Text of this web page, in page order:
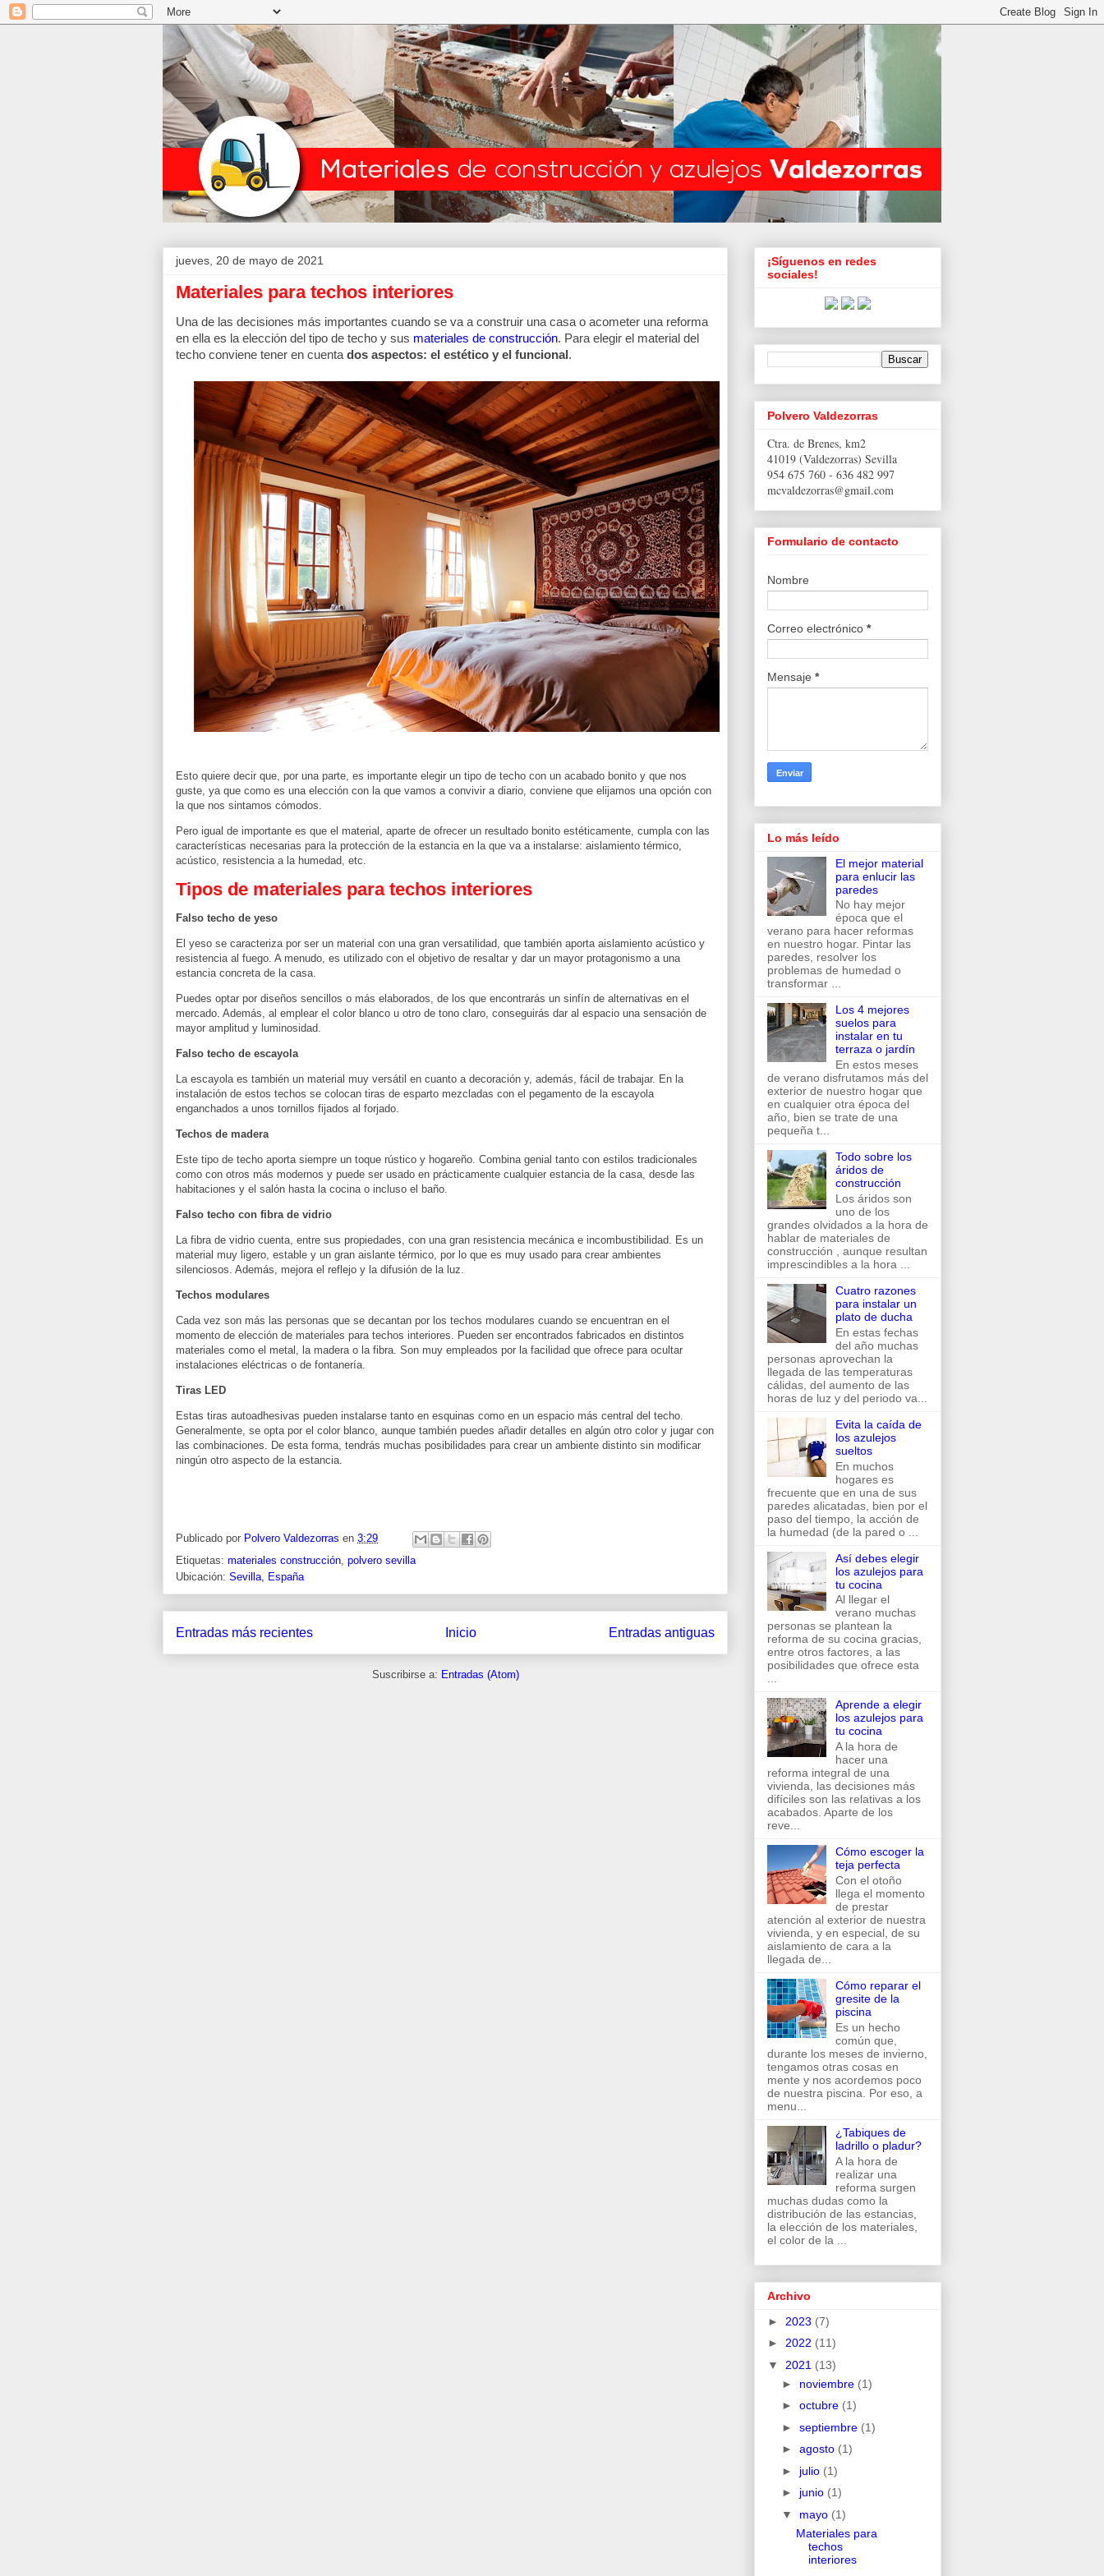
jueves, 20 de mayo de 2021
Materiales para techos interiores
Una de las decisiones más importantes cuando se va a construir una casa o acometer una reforma
en ella es la elección del tipo de techo y sus materiales de construcción. Para elegir el material del
techo conviene tener en cuenta dos aspectos: el estético y el funcional .
Esto quiere decir que, por una parte, es importante elegir un tipo de techo con un acabado bonito y que nos
guste, ya que como es una elección con la que vamos a convivir a diario, conviene que elijamos una opción con
la que nos sintamos cómodos.
Pero igual de importante es que el material, aparte de ofrecer un resultado bonito estéticamente, cumpla con las
características necesarias para la protección de la estancia en la que va a instalarse: aislamiento térmico,
acústico, resistencia a la humedad, etc.
Tipos de materiales para techos interiores
Falso techo de yeso
El yeso se caracteriza por ser un material con una gran versatilidad, que también aporta aislamiento acústico y
resistencia al fuego. A menudo, es utilizado con el objetivo de resaltar y dar un mayor protagonismo a una
estancia concreta de la casa.
Puedes optar por diseños sencillos o más elaborados, de los que encontrarás un sinfín de alternativas en el
mercado. Además, al emplear el color blanco u otro de tono claro, conseguirás dar al espacio una sensación de
mayor amplitud y luminosidad.
Falso techo de escayola
La escayola es también un material muy versátil en cuanto a decoración y, además, fácil de trabajar. En la
instalación de estos techos se colocan tiras de esparto mezcladas con el pegamento de la escayola
enganchados a unos tornillos fijados al forjado.
Techos de madera
Este tipo de techo aporta siempre un toque rústico y hogareño. Combina genial tanto con estilos tradicionales
como con otros más modernos y puede ser usado en prácticamente cualquier estancia de la casa, desde las
habitaciones y el salón hasta la cocina o incluso el baño.
Falso techo con fibra de vidrio
La fibra de vidrio cuenta, entre sus propiedades, con una gran resistencia mecánica e incombustibilidad. Es un
material muy ligero, estable y un gran aislante térmico, por lo que es muy usado para crear ambientes
silenciosos. Además, mejora el reflejo y la difusión de la luz.
Techos modulares
Cada vez son más las personas que se decantan por los techos modulares cuando se encuentran en el
momento de elección de materiales para techos interiores. Pueden ser encontrados fabricados en distintos
materiales como el metal, la madera o la fibra. Son muy empleados por la facilidad que ofrece para ocultar
instalaciones eléctricas o de fontanería.
Tiras LED
Estas tiras autoadhesivas pueden instalarse tanto en esquinas como en un espacio más central del techo.
Generalmente, se opta por el color blanco, aunque también puedes añadir detalles en algún otro color y jugar con
las combinaciones. De esta forma, tendrás muchas posibilidades para crear un ambiente distinto sin modificar
ningún otro aspecto de la estancia.
Publicado por Polvero Valdezorras en 3:29
Etiquetas: materiales construcción, polvero sevilla
Ubicación: Sevilla, España
Entradas más recientes Entradas antiguas
Inicio
Suscribirse a: Entradas (Atom)
¡Síguenos en redes
sociales!
Polvero Valdezorras
Ctra. de Brenes, km2
41019 (Valdezorras) Sevilla
954 675 760 - 636 482 997
mcvaldezorras@gmail.com
Formulario de contacto
Nombre
Correo electrónico *
Mensaje *
Lo más leído
El mejor material
para enlucir las
paredes
No hay mejor
época que el
verano para hacer reformas
en nuestro hogar. Pintar las
paredes, resolver los
problemas de humedad o
transformar ...
Los 4 mejores
suelos para
instalar en tu
terraza o jardín
En estos meses
de verano disfrutamos más del
exterior de nuestro hogar que
en cualquier otra época del
año, bien se trate de una
pequeña t...
Todo sobre los
áridos de
construcción
Los áridos son
uno de los
grandes olvidados a la hora de
hablar de materiales de
construcción , aunque resultan
imprescindibles a la hora ...
Cuatro razones
para instalar un
plato de ducha
En estas fechas
del año muchas
personas aprovechan la
llegada de las temperaturas
cálidas, del aumento de las
horas de luz y del periodo va...
Evita la caída de
los azulejos
sueltos
En muchos
hogares es
frecuente que en una de sus
paredes alicatadas, bien por el
paso del tiempo, la acción de
la humedad (de la pared o ...
Así debes elegir
los azulejos para
tu cocina
Al llegar el
verano muchas
personas se plantean la
reforma de su cocina gracias,
entre otros factores, a las
posibilidades que ofrece esta
...
Aprende a elegir
los azulejos para
tu cocina
A la hora de
hacer una
reforma integral de una
vivienda, las decisiones más
difíciles son las relativas a los
acabados. Aparte de los
reve...
Cómo escoger la
teja perfecta
Con el otoño
llega el momento
de prestar
atención al exterior de nuestra
vivienda, y en especial, de su
aislamiento de cara a la
llegada de...
Cómo reparar el
gresite de la
piscina
Es un hecho
común que,
durante los meses de invierno,
tengamos otras cosas en
mente y nos acordemos poco
de nuestra piscina. Por eso, a
menu...
¿Tabiques de
ladrillo o pladur?
A la hora de
realizar una
reforma surgen
muchas dudas como la
distribución de las estancias,
la elección de los materiales,
el color de la ...
Archivo
► 2023 (7)
► 2022 (11)
▼ 2021 (13)
► noviembre (1)
► octubre (1)
► septiembre (1)
► agosto (1)
► julio (1)
► junio (1)
▼ mayo (1)
Materiales para
techos
interiores